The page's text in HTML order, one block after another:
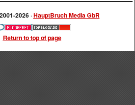
2026 ·HauptBruch Media GbR
Return to top of page